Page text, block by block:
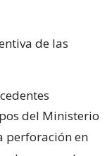
de las
del Ministerio
perforación en